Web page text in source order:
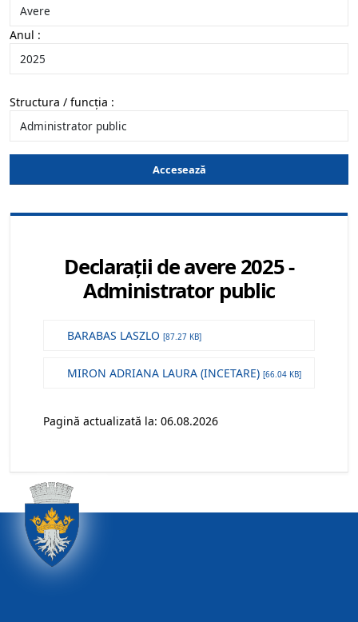
Anul :
Structura / funcția :
Accesează
Declarații de avere 2025 -
Administrator public
BARABAS LASZLO[87.27 KB]
MIRON ADRIANA LAURA (INCETARE)[66.04 KB]
Pagină actualizată la: 06.08.2026